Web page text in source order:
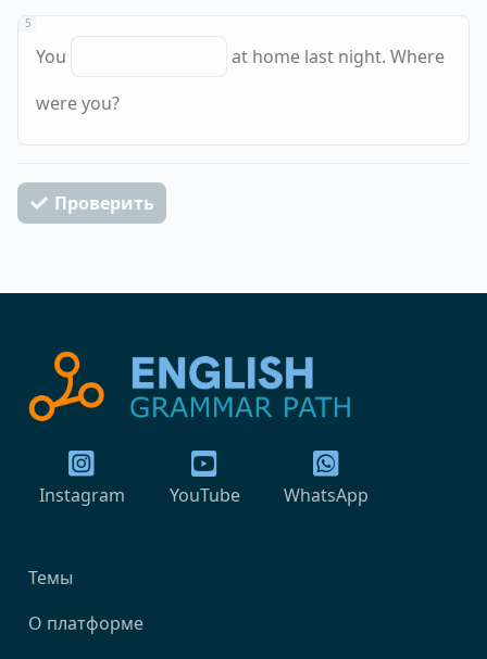
5
You
at home last night. Where
were you?
Проверить
Instagram YouTube WhatsApp
Темы
О платформе